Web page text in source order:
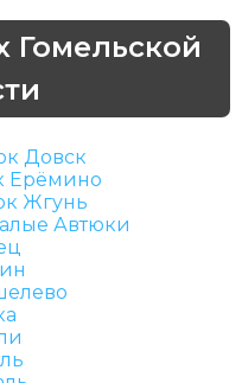
Гомельской
Довск
Ерёмино
Жгунь
Автюки